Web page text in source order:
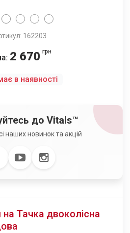
162203
2 670 грн
в наявності
до Vitals™
наших новинок та акцій
Тачка двоколісна